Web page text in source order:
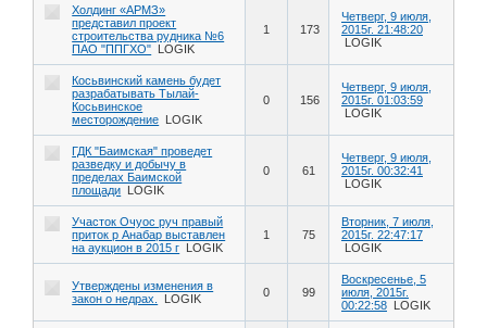
Холдинг «АРМЗ»
представил проект
строительства рудника №6
ПАО "ППГХО" LOGIK
1 173
Четверг, 9 июля,
2015г. 21:48:20
LOGIK
Косьвинский камень будет
разрабатывать Тылай-
Косьвинское
месторождение LOGIK
0 156
Четверг, 9 июля,
2015г. 01:03:59
LOGIK
ГДК "Баимская" проведет
разведку и добычу в
пределах Баимской
площади LOGIK
0 61
Четверг, 9 июля,
2015г. 00:32:41
LOGIK
Участок Очуос руч правый
приток р Анабар выставлен
на аукцион в 2015 г LOGIK
1 75
Вторник, 7 июля,
2015г. 22:47:17
LOGIK
Утверждены изменения в
закон о недрах.
LOGIK 0 99
Воскресенье, 5
июля, 2015г.
00:22:58 LOGIK